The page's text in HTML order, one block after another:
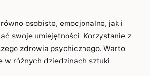
osobiste, emocjonalne, jak i
swoje umiejętności. Korzystanie z
zdrowia psychicznego. Warto
w różnych dziedzinach sztuki.